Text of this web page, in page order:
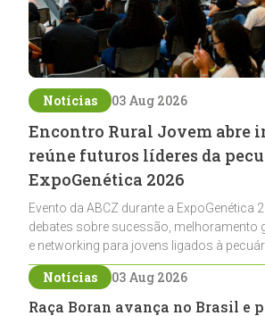
Notícias 03 Aug 2026
Encontro Rural Jovem abre
reúne futuros líderes da
ExpoGenética 2026
Evento da ABCZ durante a ExpoGenética
debates sobre sucessão, melhoramento
e networking para jovens ligados à
Notícias 03 Aug 2026
Raça Boran avança no Brasil e